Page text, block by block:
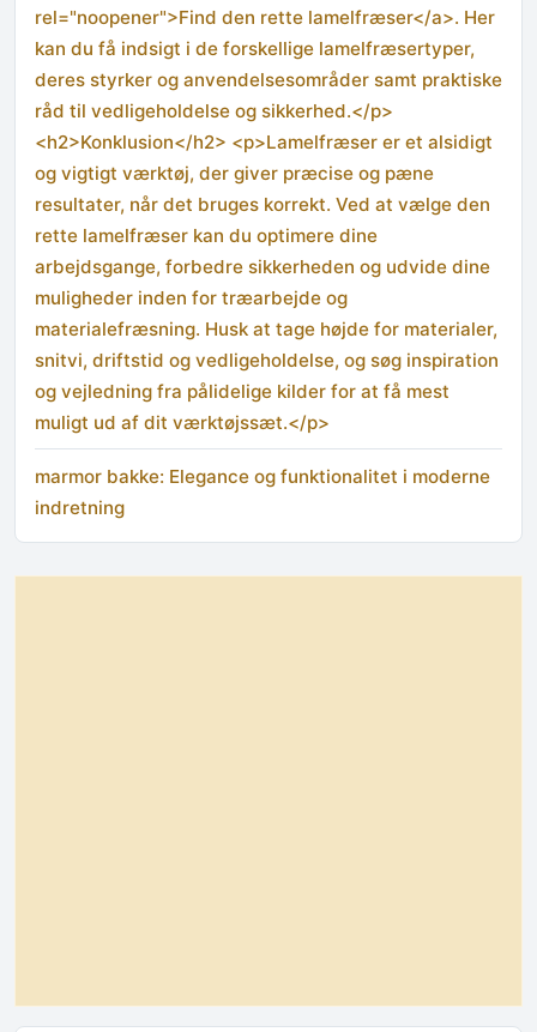
rel="noopener">Find den rette lamelfræser</a>. Her
kan du få indsigt i de forskellige lamelfræsertyper,
deres styrker og anvendelsesområder samt praktiske
råd til vedligeholdelse og sikkerhed.</p>
<h2>Konklusion</h2> <p>Lamelfræser er et alsidigt
og vigtigt værktøj, der giver præcise og pæne
resultater, når det bruges korrekt. Ved at vælge den
rette lamelfræser kan du optimere dine
arbejdsgange, forbedre sikkerheden og udvide dine
muligheder inden for træarbejde og
materialefræsning. Husk at tage højde for materialer,
snitvi, driftstid og vedligeholdelse, og søg inspiration
og vejledning fra pålidelige kilder for at få mest
muligt ud af dit værktøjssæt.</p>
marmor bakke: Elegance og funktionalitet i moderne
indretning